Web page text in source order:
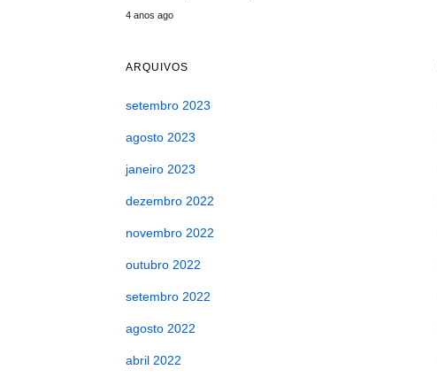
4 anos ago
ARQUIVOS
setembro 2023
agosto 2023
janeiro 2023
dezembro 2022
novembro 2022
outubro 2022
setembro 2022
agosto 2022
abril 2022